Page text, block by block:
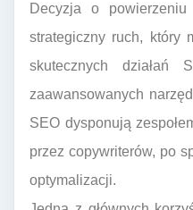
Decyzja o
strategiczny ruch, który
skutecznych działań
zaawansowanych
SEO dysponują
przez copywriterów, po
optymalizacji.